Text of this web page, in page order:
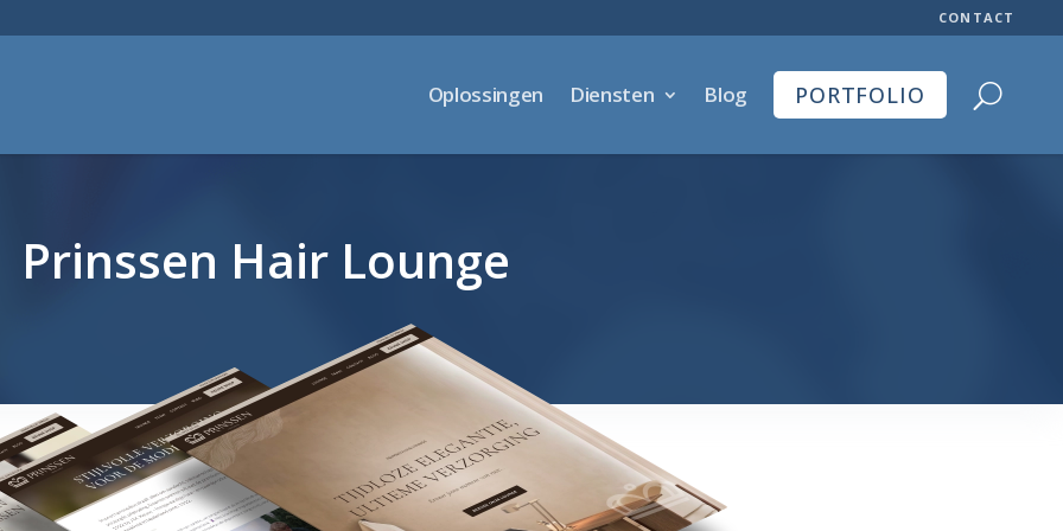
CONTACT
Oplossingen Diensten Blog PORTFOLIO
Prinssen Hair Lounge